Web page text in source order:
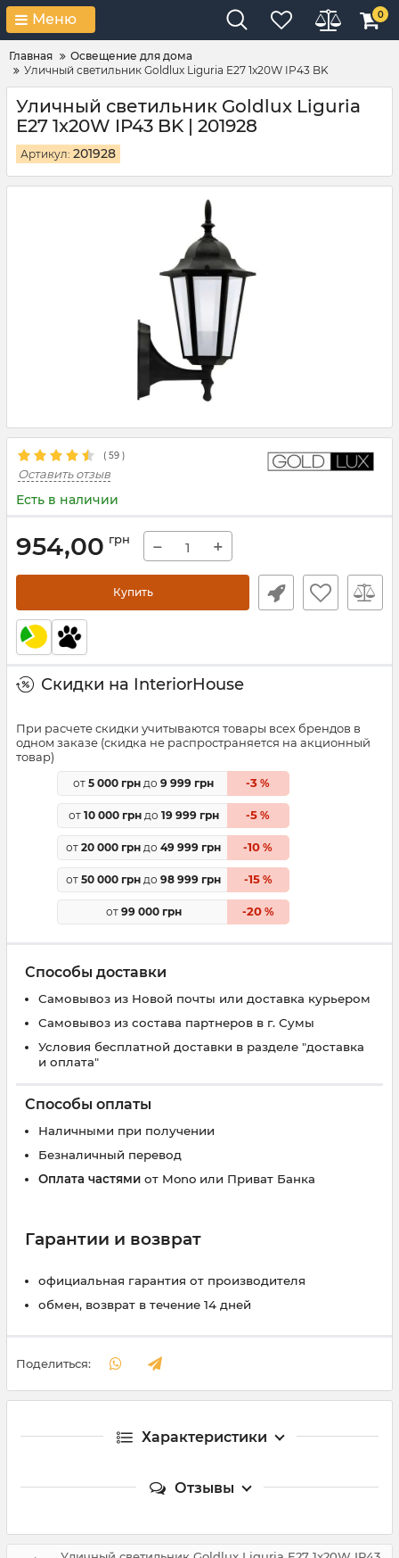
Меню 0
Главная
Освещение для дома
Уличный светильник Goldlux Liguria E27 1x20W IP43 BK
Уличный светильник Goldlux Liguria
E27 1x20W IP43 BK | 201928
Артикул: 201928
( 59 )
Оставить отзыв
Есть в наличии
954,00 грн − +
Купить
Скидки на InteriorHouse
При расчете скидки учитываются товары всех брендов в
одном заказе (скидка не распространяется на акционный
товар)
от 5 000 грн до 9 999 грн -3 %
от 10 000 грндо 19 999 грн -5 %
от 20 000 грн до 49 999 грн -10 %
от 50 000 грн до 98 999 грн -15%
от 99 000 грн -20%
Способы доставки
Самовывоз из Новой почты или доставка курьером
Самовывоз из состава партнеров в г. Сумы
Условия бесплатной доставки в разделе "доставка
и оплата"
Способы оплаты
Наличными при получении
Безналичный перевод
Оплата частями от Mono или Приват Банка
Гарантии и возврат
официальная гарантия от производителя
обмен, возврат в течение 14 дней
Поделиться:
Характеристики
Отзывы